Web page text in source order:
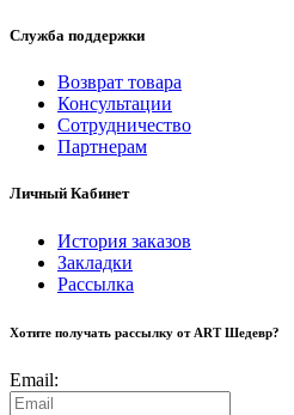
Служба поддержки
Возврат товара
Консультации
Сотрудничество
Партнерам
Личный Кабинет
История заказов
Закладки
Рассылка
Хотите получать рассылку от ART Шедевр?
Email: